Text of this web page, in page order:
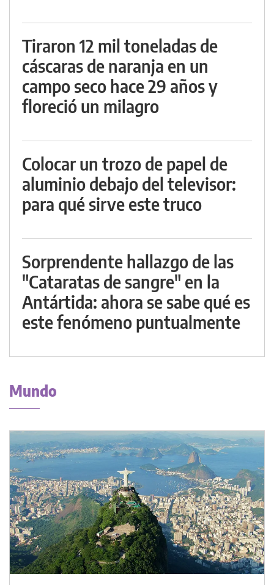
Tiraron 12 mil toneladas de
cáscaras de naranja en un
campo seco hace 29 años y
floreció un milagro
Colocar un trozo de papel de
aluminio debajo del televisor:
para qué sirve este truco
Sorprendente hallazgo de las
"Cataratas de sangre" en la
Antártida: ahora se sabe qué es
este fenómeno puntualmente
Mundo